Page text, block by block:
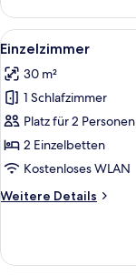
Alle
Fotos
für
Einzelzimmer
anzeigen
6
Einzelzimmer
30 m²
1 Schlafzimmer
Platz für 2 Personen
2 Einzelbetten
Kostenloses WLAN
Weitere Details
Weitere